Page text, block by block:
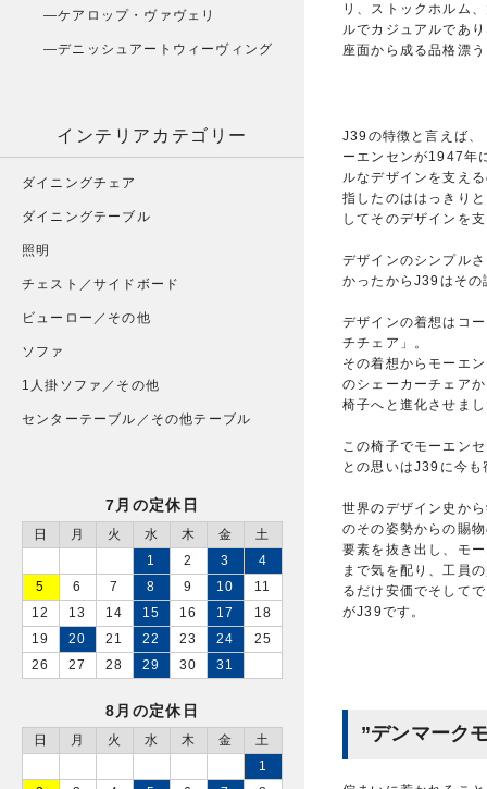
リ、ストックホルム
ルでカジュアルであ
座面から成る品格漂
J39の特徴と言えば、
ーエンセンが1947年
ルなデザインを支え
指したのははっきり
してそのデザインを
デザインのシンプル
かったからJ39はそ
デザインの着想はコ
チチェア」。
その着想からモーエ
のシェーカーチェア
椅子へと進化させま
この椅子でモーエン
との思いはJ39に今
世界のデザイン史か
のその姿勢からの賜
要素を抜き出し、モ
まで気を配り、工員
るだけ安価でそして
がJ39です。
”デンマーク
ケアロップ・ヴァヴェリ
デニッシュアートウィーヴィング
インテリアカテゴリー
ダイニングチェア
ダイニングテーブル
照明
チェスト／サイドボード
ビューロー／その他
ソファ
1人掛ソファ／その他
センターテーブル／その他テーブル
7月の定休日
日 月 火 水 木 金
土
1
2 3
4
5
6 7 8 9 10
11
12
13 14 15 16 17
18
19
20 21 22 23 24
25
26
27 28 29 30 31
8月の定休日
日 月 火 水 木 金
土
1